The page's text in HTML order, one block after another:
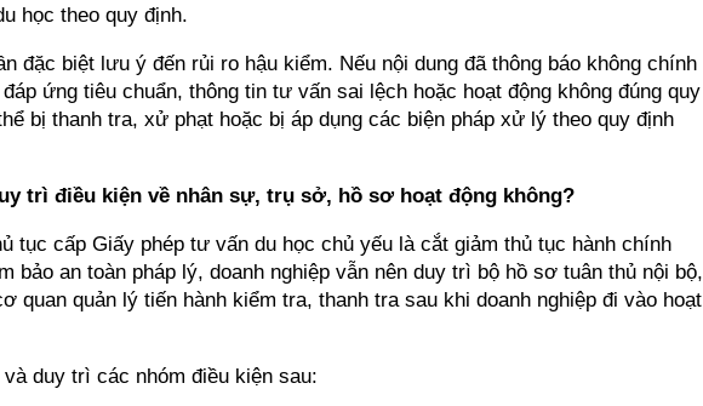
học theo quy định.
đặc biệt lưu ý đến rủi ro hậu kiểm. Nếu nội dung đã thông báo không chính
ứng tiêu chuẩn, thông tin tư vấn sai lệch hoặc hoạt động không đúng quy
bị thanh tra, xử phạt hoặc bị áp dụng các biện pháp xử lý theo quy định
trì điều kiện về nhân sự, trụ sở, hồ sơ hoạt động không?
tục cấp Giấy phép tư vấn du học chủ yếu là cắt giảm thủ tục hành chính
bảo an toàn pháp lý, doanh nghiệp vẫn nên duy trì bộ hồ sơ tuân thủ nội bộ,
quan quản lý tiến hành kiểm tra, thanh tra sau khi doanh nghiệp đi vào hoạt
duy trì các nhóm điều kiện sau: